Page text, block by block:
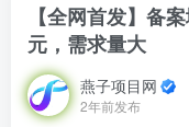
【全网首发】备
元，需求量大
燕子项目网
2年前发布